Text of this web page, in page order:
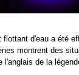
flottant d'eau a été
montrent des
l'anglais de la